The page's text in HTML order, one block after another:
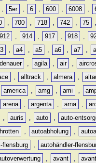
, 5er , 6 , 600 , 6008 ,
, 700 , 718 , 742 , 75 ,
912 , 914 , 917 , 918 ,
, a4 , a5 , a6 , a7 ,
, agila , air ,
, alltrack , almera ,
america , amg , ami ,
arena , argenta , arna ,
, auris , auto , auto-
, autoabholung ,
flensburg , autohändler-
, avant ,